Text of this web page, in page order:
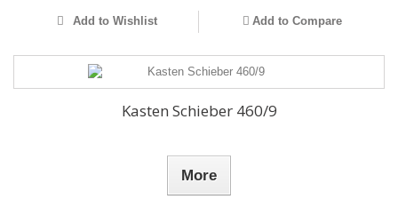
Add to Wishlist Add to Compare
Kasten Schieber 460/9
More